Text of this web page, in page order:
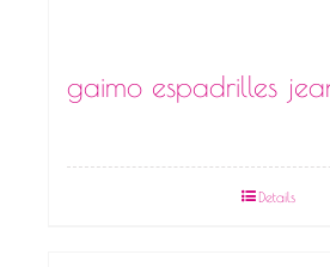
gaimo espadrilles
Details